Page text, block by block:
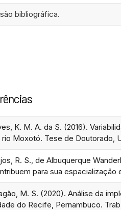
bibliográfica.
K. M. A. da S. (2016).
rio Moxotó. Tese de Doutorado,
R. S., de Albuquerque
para sua espacialização
M. S. (2020). Análise da
do Recife, Pernambuco.